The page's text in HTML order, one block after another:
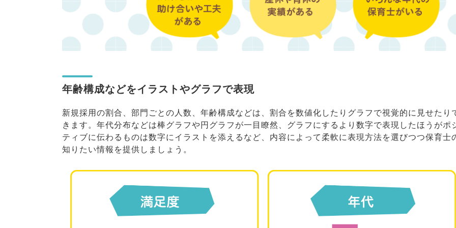
年齢構成などをイラストやグラフで表現
新規採用の割合、部門ごとの人数、年齢構成などは、割合を数値化したりグラフで視覚的に見せたり
きます。年代分布などは棒グラフや円グラフが一目瞭然、グラフにするより数字で表現したほうがポ
ティブに伝わるものは数字にイラストを添えるなど、内容によって柔軟に表現方法を選びつつ保育士
知りたい情報を提供しましょう。